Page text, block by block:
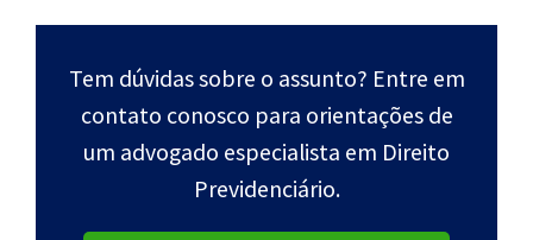
Tem dúvidas sobre o assunto? Entre em
contato conosco para orientações de
um advogado especialista em Direito
Previdenciário.